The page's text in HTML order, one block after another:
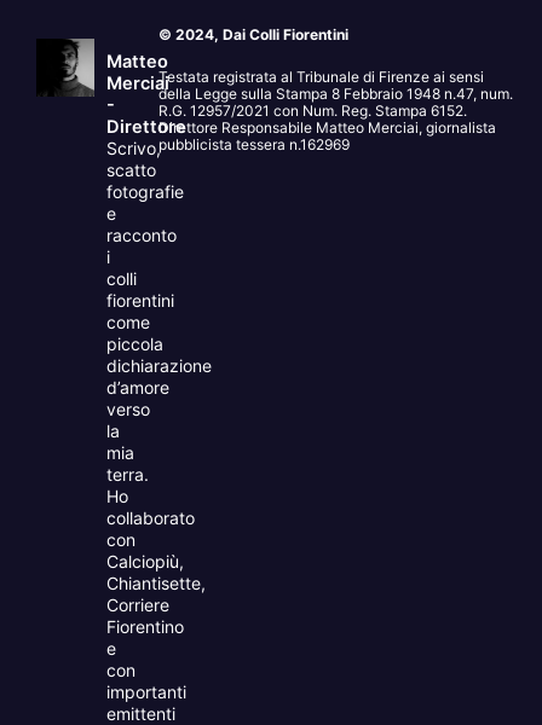
Matteo
Merciai
-
Direttore
Scrivo,
scatto
fotografie
e
racconto
i
colli
fiorentini
come
piccola
dichiarazione
d’amore
verso
la
mia
terra.
Ho
collaborato
con
Calciopiù,
Chiantisette,
Corriere
Fiorentino
e
con
importanti
emittenti
© 2024, Dai Colli Fiorentini
Testata registrata al Tribunale di Firenze ai sensi
della Legge sulla Stampa 8 Febbraio 1948 n.47, num.
R.G. 12957/2021 con Num. Reg. Stampa 6152.
Direttore Responsabile Matteo Merciai, giornalista
pubblicista tessera n.162969